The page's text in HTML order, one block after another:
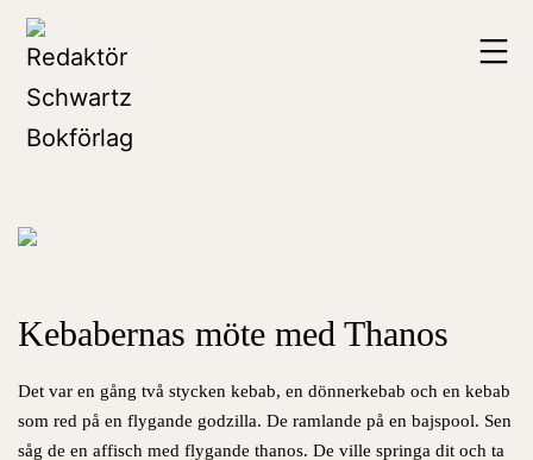
Hoppa
innehåll
Redaktör
Schwartz
Bokförlag
Kebabernas möte med Thanos
Det var en gång två stycken kebab, en dönnerkebab och en kebab
som red på en flygande godzilla. De ramlande på en bajspool. Sen
såg de en affisch med flygande thanos. De ville springa dit och ta